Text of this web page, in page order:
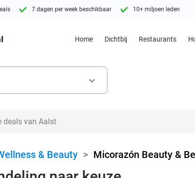
7 dagen per week beschikbaar 10+ miljoen leden
Home Dichtbij Restaurants
keyboard_arrow_down
& Beauty > Micorazón Beauty &